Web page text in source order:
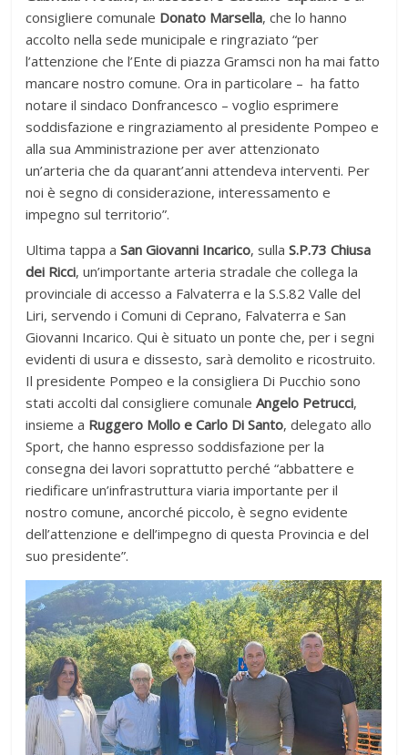
consigliere comunale Donato Marsella, che lo hanno
accolto nella sede municipale e ringraziato “per
l’attenzione che l’Ente di piazza Gramsci non ha mai fatto
mancare nostro comune. Ora in particolare – ha fatto
notare il sindaco Donfrancesco – voglio esprimere
soddisfazione e ringraziamento al presidente Pompeo e
alla sua Amministrazione per aver attenzionato
un’arteria che da quarant’anni attendeva interventi. Per
noi è segno di considerazione, interessamento e
impegno sul territorio”.
Ultima tappa aSan Giovanni Incarico, sullaS.P.73 Chiusa
dei Ricci, un’importante arteria stradale che collega la
provinciale di accesso a Falvaterra e la S.S.82 Valle del
Liri, servendo i Comuni di Ceprano, Falvaterra e San
Giovanni Incarico. Qui è situato un ponte che, per i segni
evidenti di usura e dissesto, sarà demolito e ricostruito.
Il presidente Pompeo e la consigliera Di Pucchio sono
stati accolti dal consigliere comunaleAngelo Petrucci,
insieme a Ruggero Mollo e Carlo Di Santo, delegato allo
Sport, che hanno espresso soddisfazione per la
consegna dei lavori soprattutto perché “abbattere e
riedificare un’infrastruttura viaria importante per il
nostro comune, ancorché piccolo, è segno evidente
dell’attenzione e dell’impegno di questa Provincia e del
suo presidente”.